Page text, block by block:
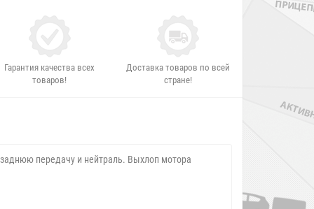
Гарантия качества всех
товаров!
Доставка товаров по всей
стране!
передачу и нейтраль. Выхлоп мотора